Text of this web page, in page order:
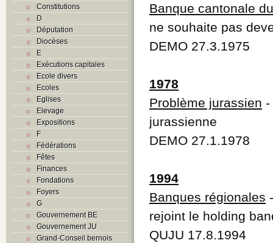
Constitutions
D
Députation
Diocèses
E
Exécutions capitales
Ecole divers
Ecoles
Eglises
Elevage
Expositions
F
Fédérations
Fêtes
Finances
Fondations
Foyers
G
Gouvernement BE
Gouvernement JU
Grand-Conseil bernois
Banque cantonale
ne souhaite pas
DEMO 27.3.1975
1978
Problème jurassien -
jurassienne
DEMO 27.1.1978
1994
Banques régionales
rejoint le holding
QUJU 17.8.1994